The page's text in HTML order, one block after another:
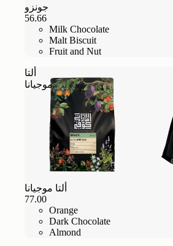
جونزو
56.66
Milk Chocolate
Malt Biscuit
Fruit and Nut
ألتا
موجيانا
ألتا موجيانا
77.00
Orange
Dark Chocolate
Almond